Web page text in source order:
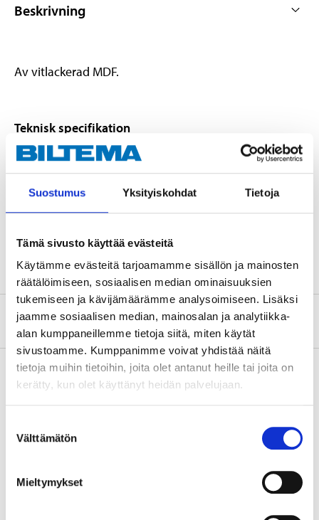
Suostumus Yksityiskohdat Tietoja
Tämä sivusto käyttää evästeitä
Käytämme evästeitä tarjoamamme sisällön ja mainosten
räätälöimiseen, sosiaalisen median ominaisuuksien
tukemiseen ja kävijämäärämme analysoimiseen. Lisäksi
jaamme sosiaalisen median, mainosalan ja analytiikka-
alan kumppaneillemme tietoja siitä, miten käytät
sivustoamme. Kumppanimme voivat yhdistää näitä
tietoja muihin tietoihin, joita olet antanut heille tai joita on
kerätty, kun olet käyttänyt heidän palvelujaan.
valinta
Välttämätön
Mieltymykset
Beskrivning
Av vitlackerad MDF.
Teknisk specifikation
Längd
140 cm
Bredd
16 cm
Tjocklek
Om tillverkaren